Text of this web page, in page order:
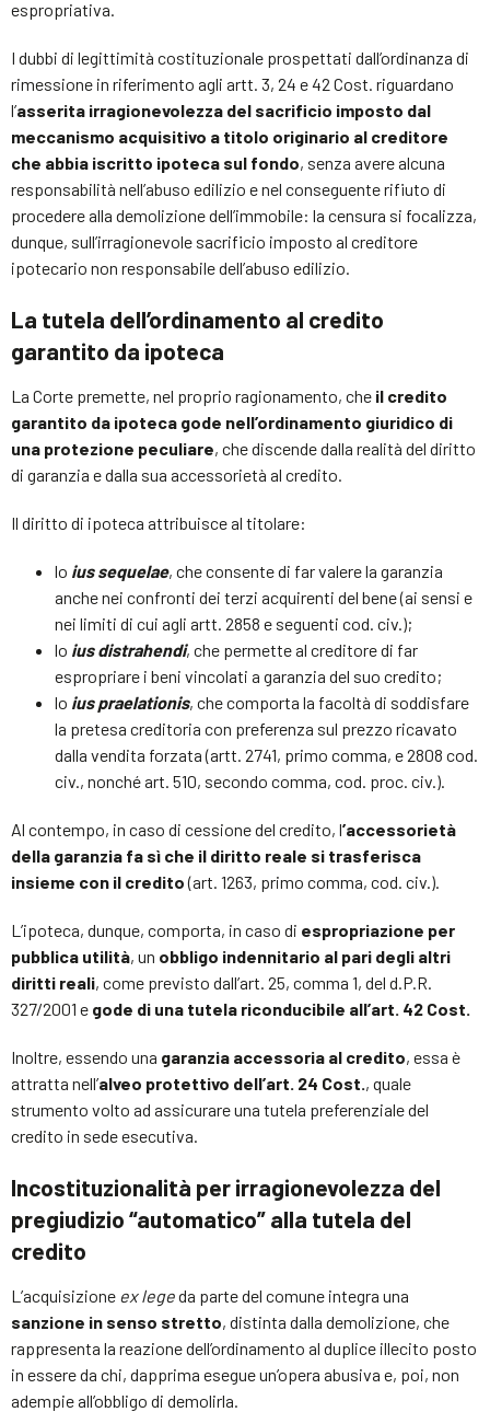
espropriativa.
I dubbi di legittimità costituzionale prospettati dall’ordinanza di
rimessione in riferimento agli artt. 3, 24 e 42 Cost. riguardano
l’asserita irragionevolezza del sacrificio imposto dal
meccanismo acquisitivo a titolo originario al creditore
che abbia iscritto ipoteca sul fondo, senza avere alcuna
responsabilità nell’abuso edilizio e nel conseguente rifiuto di
procedere alla demolizione dell’immobile: la censura si focalizza,
dunque, sull’irragionevole sacrificio imposto al creditore
ipotecario non responsabile dell’abuso edilizio.
La tutela dell’ordinamento al credito
garantito da ipoteca
La Corte premette, nel proprio ragionamento, che il credito
garantito da ipoteca gode nell’ordinamento giuridico di
una protezione peculiare, che discende dalla realità del diritto
di garanzia e dalla sua accessorietà al credito.
Il diritto di ipoteca attribuisce al titolare:
lo ius sequelae, che consente di far valere la garanzia
anche nei confronti dei terzi acquirenti del bene (ai sensi e
nei limiti di cui agli artt. 2858 e seguenti cod. civ.);
lo ius distrahendi, che permette al creditore di far
espropriare i beni vincolati a garanzia del suo credito;
lo ius praelationis, che comporta la facoltà di soddisfare
la pretesa creditoria con preferenza sul prezzo ricavato
dalla vendita forzata (artt. 2741, primo comma, e 2808 cod.
civ., nonché art. 510, secondo comma, cod. proc. civ.).
Al contempo, in caso di cessione del credito, l’accessorietà
della garanzia fa sì che il diritto reale si trasferisca
insieme con il credito(art. 1263, primo comma, cod. civ.).
L’ipoteca, dunque, comporta, in caso di espropriazione per
pubblica utilità, un obbligo indennitario al pari degli altri
diritti reali, come previsto dall’art. 25, comma 1, del d.P.R.
327/2001 e gode di una tutela riconducibile all’art. 42 Cost.
Inoltre, essendo una garanzia accessoria al credito, essa è
attratta nell’alveo protettivo dell’art. 24 Cost., quale
strumento volto ad assicurare una tutela preferenziale del
credito in sede esecutiva.
Incostituzionalità per irragionevolezza del
pregiudizio “automatico” alla tutela del
credito
L’acquisizione ex legeda parte del comune integra una
sanzione in senso stretto, distinta dalla demolizione, che
rappresenta la reazione dell’ordinamento al duplice illecito posto
in essere da chi, dapprima esegue un’opera abusiva e, poi, non
adempie all’obbligo di demolirla.